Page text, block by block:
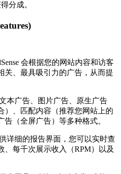
分成。
会根据您的网站内容和访客
关、最具吸引力的广告，从而提
本广告、图片广告、原生广告
）、匹配内容（推荐您网站上的
（全屏广告）等多种格式。
详细的报告界面，您可以实时查
、每千次展示收入（RPM）以及